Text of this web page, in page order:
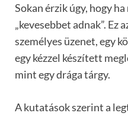
Sokan érzik úgy, hogy
„kevesebbet adnak”. Ez
személyes üzenet, egy
egy kézzel készített
mint egy drága tárgy.
A kutatások szerint a